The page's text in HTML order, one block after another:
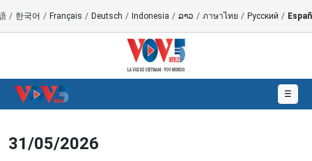
/ 한국어 / Français / Deutsch / Indonesia / ລາວ / ภาษาไทย / Русский /
☰
31/05/2026